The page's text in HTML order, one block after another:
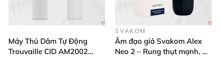
Máy Thủ Dâm Tự Động
Trouvaille CID AM2002
SVAKOM
Âm đạo giả Svakom Alex
Neo 2 – Rung thụt mạnh, đa